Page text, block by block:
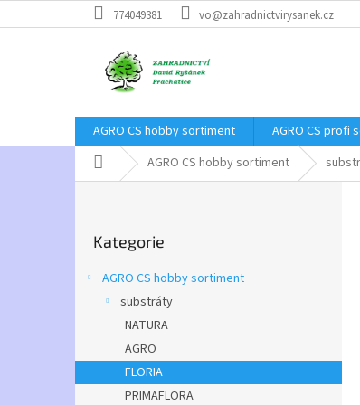
na
774049381 vo@zahradnictvirysanek.cz
AGRO CS hobby sortiment AGRO CS profi
Domů AGRO CS hobby sortiment
a
kategorie
Kategorie
AGRO CS hobby sortiment
substráty
NATURA
AGRO
FLORIA
PRIMAFLORA